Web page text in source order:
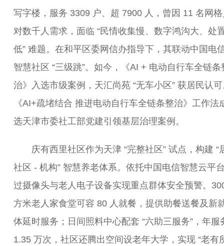
写字楼，服务 3309 户、超 7900 人，曾因 11 名网
对数千人需求，面临 “民情收集慢、数字鸿沟大、处
低” 难题。在和平区委网信办指导下，其联动中国电
智慧社区 “三级跳”。如今，《AI + 电动自行车全链条
治》入选市级案例，天汇尚苑 “无车小区” 获居民认
《AI+疏堵结合 推进电动自行车全链条整治》工作法
选天津市委社工部党建引领基层治理案例。
庆有西里社区作为天津 “完整社区” 试点，构建 “
社区 - 机构” 智慧养老体系。依托中国电信智慧云平
过摄像头与老人电子设备实现重点群体安全预警。
方米老人家食堂可容 80 人就餐，提供助餐送餐及新
体延时服务；日间照料中心配套 “六助三服务”，年服
1.35 万次，社区还腾出空间设老年大学，实现 “老有